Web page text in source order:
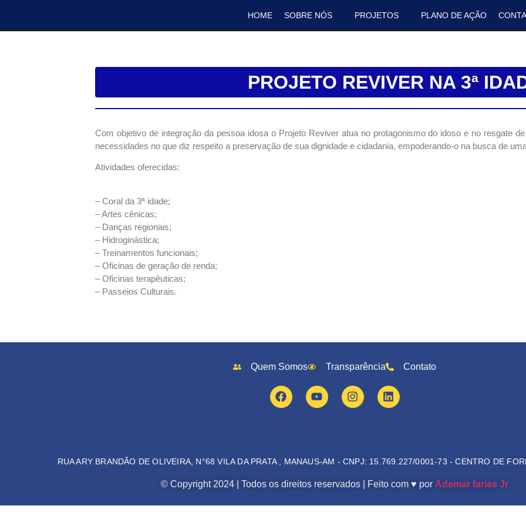
HOME SOBRE NÓS PROJETOS PLANO DE AÇÃO
PROJETO REVIVER NA 3ª
Com objetivo de integração da pessoa idosa o Projeto Reviver atua no protagonismo do idoso e no resgate
necessidades no que diz respeito a preservação de sua dignidade e cidadania, empoderando-o na busca de
Atividades oferecidas:
– Coral da 3ª idade;
– Artes cênicas;
– Danças regionais;
– Hidroginástica;
– Treinamentos funcionais;
– Oficinas de geração de renda;
– Oficinas terapêuticas;
– Passeios Culturais.
Quem Somos Transparência Contato
RUA ARY BRANDÃO DE OLIVEIRA, N°68 VILA DA PRATA , MANAUS-AM - CNPJ: 15.769.227/0001-73 - CENTRO DE
© Copyright 2024 | Todos os direitos reservados | Feito com ♥ por Ademar farias Jr